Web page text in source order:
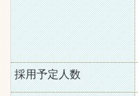
採用予定人数